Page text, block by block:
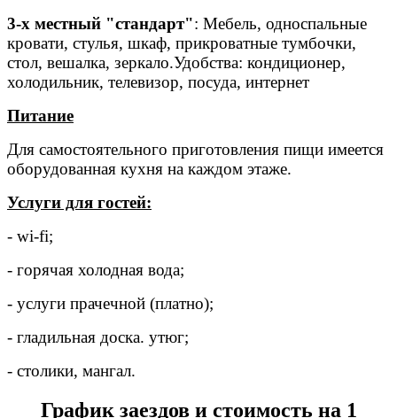
3-х местный "стандарт": Мебель, односпальные
кровати, стулья, шкаф, прикроватные тумбочки,
стол, вешалка, зеркало.Удобства: кондиционер,
холодильник, телевизор, посуда, интернет
Питание
Для самостоятельного приготовления пищи имеется
оборудованная кухня на каждом этаже.
Услуги для гостей:
- wi-fi;
- горячая холодная вода;
- услуги прачечной (платно);
- гладильная доска. утюг;
- столики, мангал.
График заездов и стоимость на 1